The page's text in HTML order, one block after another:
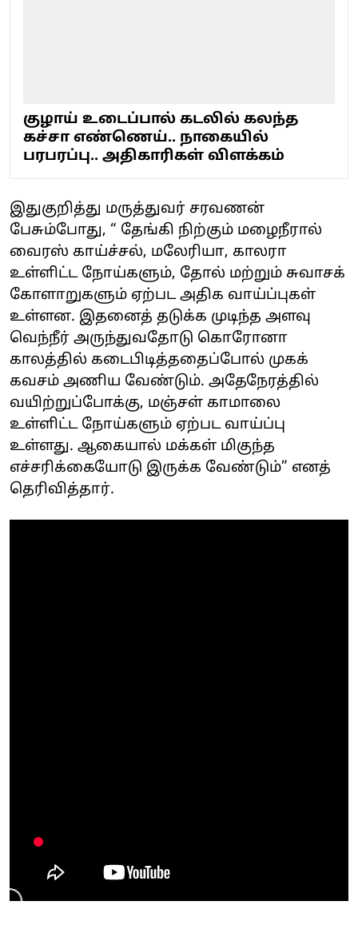
குழாய் உடைப்பால் கடலில் கலந்த
கச்சா எண்ணெய்.. நாகையில்
பரபரப்பு.. அதிகாரிகள் விளக்கம்
இதுகுறித்து மருத்துவர் சரவணன்
பேசும்போது, “ தேங்கி நிற்கும் மழைநீரால்
வைரஸ் காய்ச்சல், மலேரியா, காலரா
உள்ளிட்ட நோய்களும், தோல் மற்றும் சுவாசக்
கோளாறுகளும் ஏற்பட அதிக வாய்ப்புகள்
உள்ளன. இதனைத் தடுக்க முடிந்த அளவு
வெந்நீர் அருந்துவதோடு கொரோனா
காலத்தில் கடைபிடித்ததைப்போல் முகக்
கவசம் அணிய வேண்டும். அதேநேரத்தில்
வயிற்றுப்போக்கு, மஞ்சள் காமாலை
உள்ளிட்ட நோய்களும் ஏற்பட வாய்ப்பு
உள்ளது. ஆகையால் மக்கள் மிகுந்த
எச்சரிக்கையோடு இருக்க வேண்டும்” எனத்
தெரிவித்தார்.